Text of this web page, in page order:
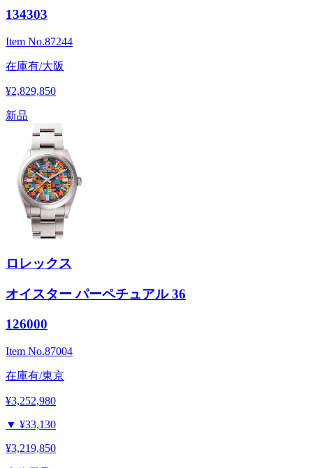
134303
Item No.87244
在庫有/大阪
¥2,829,850
新品
ロレックス
オイスター パーペチュアル 36
126000
Item No.87004
在庫有/東京
¥3,252,980
▼ ¥33,130
¥3,219,850